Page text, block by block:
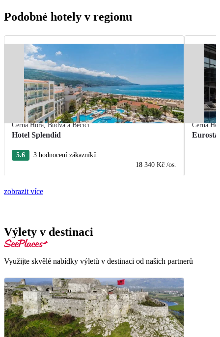
Podobné hotely v regionu
Černá Hora,Budva a Bečiči
Hotel Splendid
5.6
3 hodnocení zákazníků
18 340 Kč /os.
Černá
zobrazit více
Výlety v destinaci
Využijte skvělé nabídky výletů v destinaci od našich partnerů